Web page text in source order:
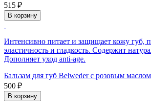
515 ₽
В корзину
Интенсивно питает и защищает кожу губ,
эластичность и гладкость. Содержит
Дополняет уход anti-age.
Бальзам для губ Belweder с розовым маслом
500 ₽
В корзину